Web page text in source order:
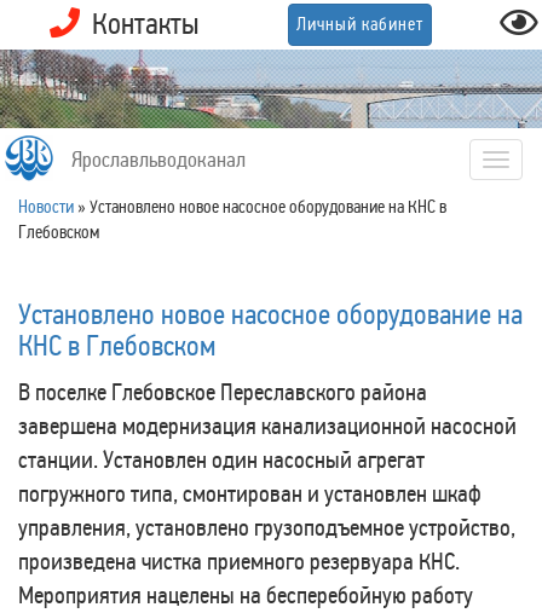
Контакты Личный кабинет
Ярославльводоканал
Новости » Установлено новое насосное оборудование на КНС в
Глебовском
Установлено новое насосное оборудование на
КНС в Глебовском
В поселке Глебовское Переславского района
завершена модернизация канализационной насосной
станции. Установлен один насосный агрегат
погружного типа, смонтирован и установлен шкаф
управления, установлено грузоподъемное устройство,
произведена чистка приемного резервуара КНС.
Мероприятия нацелены на бесперебойную работу